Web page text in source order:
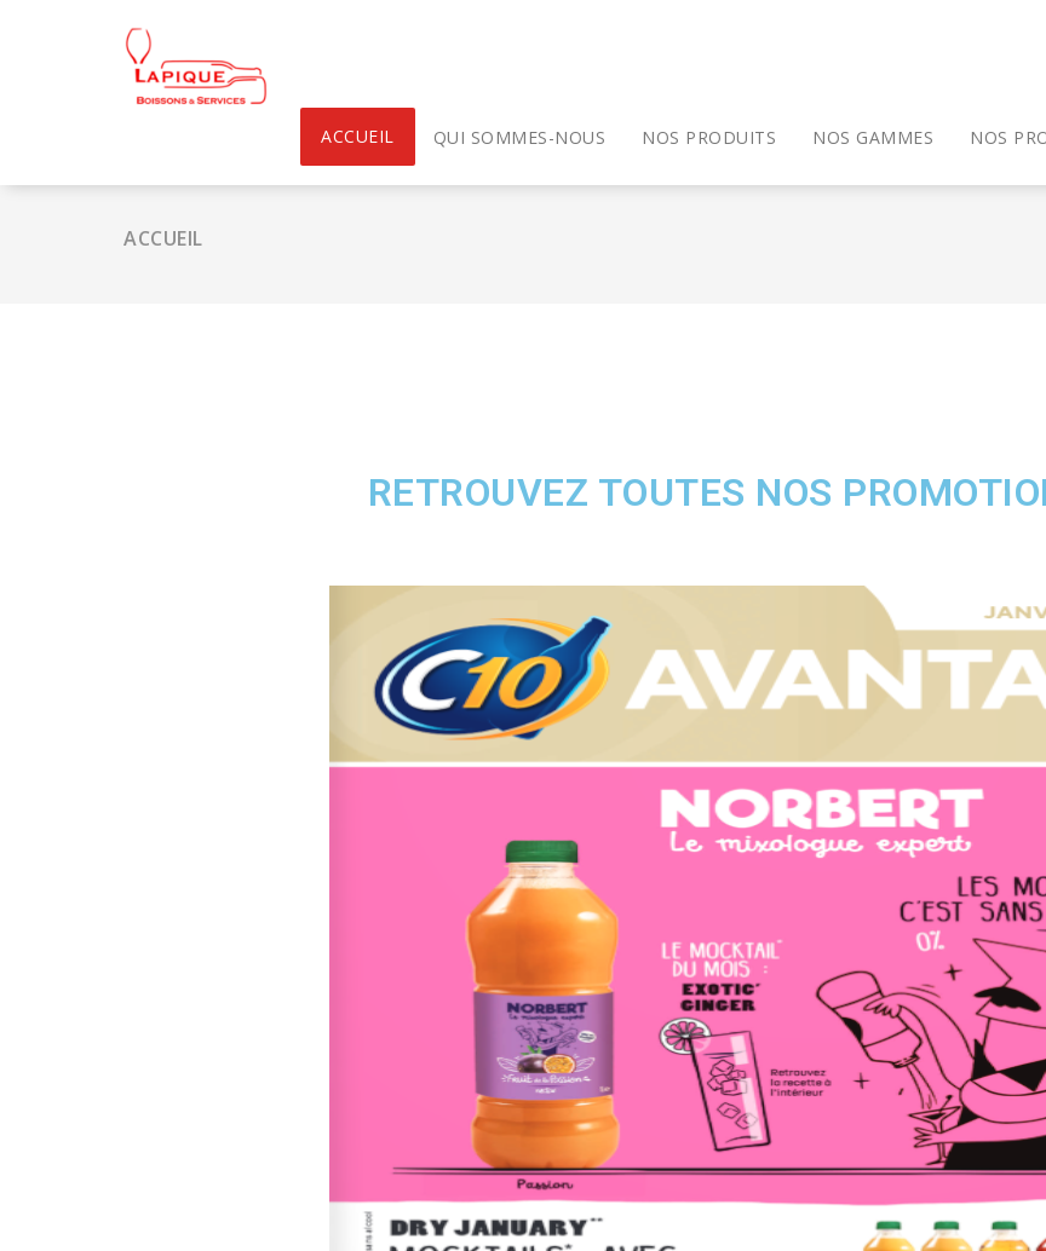
ACCUEIL QUI SOMMES-NOUS NOS PRODUITS NOS GAMMES NOS
ACCUEIL
RETROUVEZ TOUTES NOS